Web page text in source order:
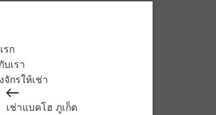
รก
บเรา
จักรให้เช่า
เช่าแบคโฮ ภูเก็ต